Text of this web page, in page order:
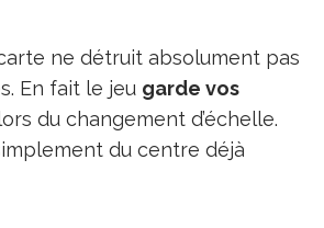
ne détruit absolument pas
En fait le jeu garde vos
lors du changement d’échelle.
du centre déjà